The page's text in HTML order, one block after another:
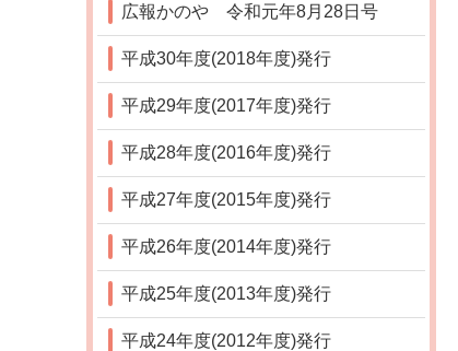
広報かのや 令和元年8月28日号
平成30年度(2018年度)発行
平成29年度(2017年度)発行
平成28年度(2016年度)発行
平成27年度(2015年度)発行
平成26年度(2014年度)発行
平成25年度(2013年度)発行
平成24年度(2012年度)発行